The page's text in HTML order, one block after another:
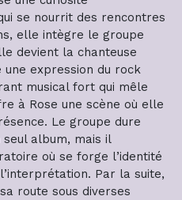
se nourrit des rencontres
elle intègre le groupe
devient la chanteuse
expression du rock
musical fort qui mêle
à Rose une scène où elle
Le groupe dure
album, mais il
où se forge l’identité
Par la suite,
route sous diverses